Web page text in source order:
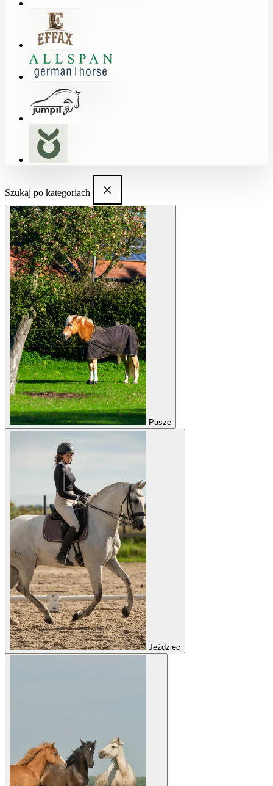
Szukaj po kategoriach
Pasze
Jeździec